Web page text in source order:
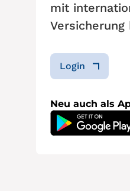
mit
Login
Neu auch als
Google Play